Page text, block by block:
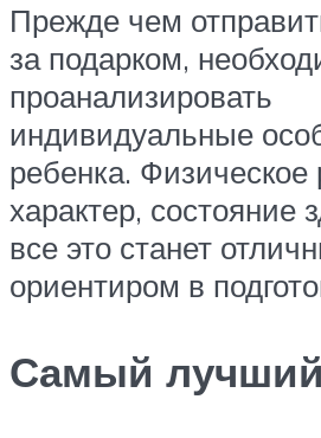
Прежде чем
за подарком,
проанализировать
индивидуальные
ребенка. Физическое
характер, состояние
все это станет
ориентиром в
Самый